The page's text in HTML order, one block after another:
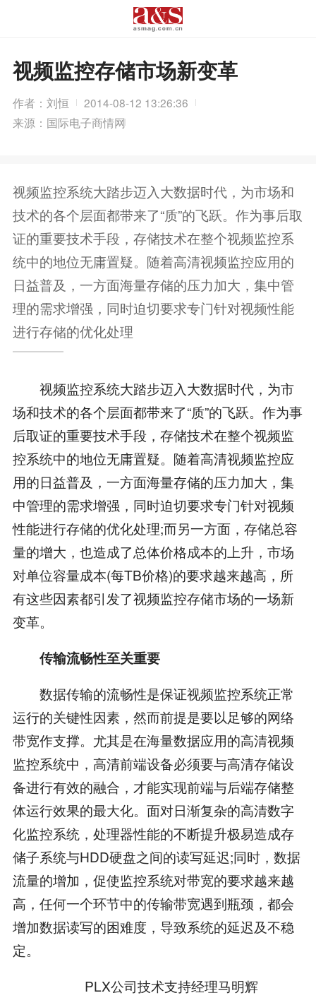
视频监控存储市场新变革
作者：刘恒
2014-08-12 13:26:36
来源：国际电子商情网
视频监控系统大踏步迈入大数据时代，为市场和
技术的各个层面都带来了“质”的飞跃。作为事后取
证的重要技术手段，存储技术在整个视频监控系
统中的地位无庸置疑。随着高清视频监控应用的
日益普及，一方面海量存储的压力加大，集中管
理的需求增强，同时迫切要求专门针对视频性能
进行存储的优化处理
视频监控系统大踏步迈入大数据时代，为市
场和技术的各个层面都带来了“质”的飞跃。作为事
后取证的重要技术手段，存储技术在整个视频监
控系统中的地位无庸置疑。随着高清视频监控应
用的日益普及，一方面海量存储的压力加大，集
中管理的需求增强，同时迫切要求专门针对视频
性能进行存储的优化处理;而另一方面，存储总容
量的增大，也造成了总体价格成本的上升，市场
对单位容量成本(每TB价格)的要求越来越高，所
有这些因素都引发了视频监控存储市场的一场新
变革。
传输流畅性至关重要
数据传输的流畅性是保证视频监控系统正常
运行的关键性因素，然而前提是要以足够的网络
带宽作支撑。尤其是在海量数据应用的高清视频
监控系统中，高清前端设备必须要与高清存储设
备进行有效的融合，才能实现前端与后端存储整
体运行效果的最大化。面对日渐复杂的高清数字
化监控系统，处理器性能的不断提升极易造成存
储子系统与HDD硬盘之间的读写延迟;同时，数据
流量的增加，促使监控系统对带宽的要求越来越
高，任何一个环节中的传输带宽遇到瓶颈，都会
增加数据读写的困难度，导致系统的延迟及不稳
定。
PLX公司技术支持经理马明辉